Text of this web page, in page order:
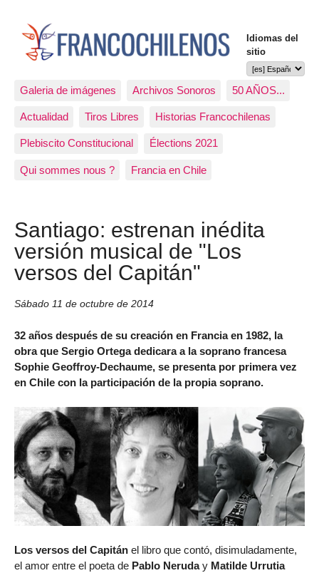
Idiomas del
sitio
Galeria de imágenes Archivos Sonoros 50 AÑOS...
Actualidad Tiros Libres Historias Francochilenas
Plebiscito Constitucional Élections 2021
Qui sommes nous ? Francia en Chile
Santiago: estrenan inédita
versión musical de "Los
versos del Capitán"
Sábado 11 de octubre de 2014
32 años después de su creación en Francia en 1982, la
obra que Sergio Ortega dedicara a la soprano francesa
Sophie Geoffroy-Dechaume, se presenta por primera vez
en Chile con la participación de la propia soprano.
Los versos del Capitán el libro que contó, disimuladamente,
el amor entre el poeta de Pablo Neruday Matilde Urrutia